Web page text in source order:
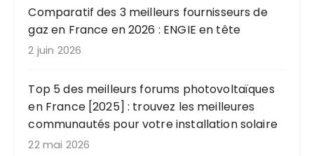
Comparatif des 3 meilleurs fournisseurs de
gaz en France en 2026 : ENGIE en tête
2 juin 2026
Top 5 des meilleurs forums photovoltaïques
en France [2025] : trouvez les meilleures
communautés pour votre installation solaire
22 mai 2026